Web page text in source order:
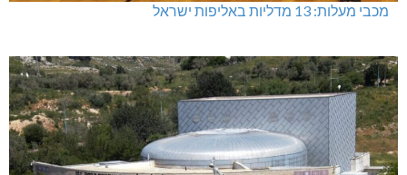
מכבי מעלות: 13 מדליות באליפות ישראל